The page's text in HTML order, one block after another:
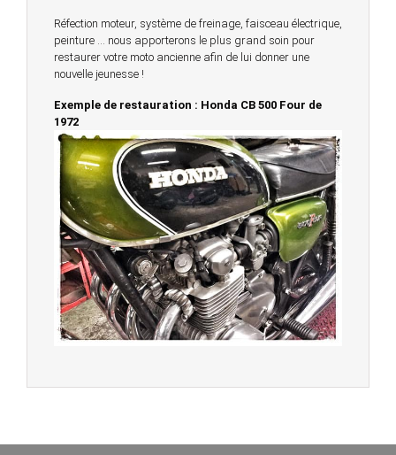
Réfection moteur, système de freinage, faisceau électrique,
peinture … nous apporterons le plus grand soin pour
restaurer votre moto ancienne afin de lui donner une
nouvelle jeunesse !
Exemple de restauration : Honda CB 500 Four de
1972
© 2023 -Chambourcy Motos 78 - 7bis chemin de la
Forêt - 78240 - Chambourcy -
Garage Motos et Scooters depuis 20 ans à votre
service entre Saint Germain en Laye et Poissy
Achat de motos et scooters - Dépôt vente - Réparation
- Concessionnaire Voge - Concessionnaire
Un site manufacturé avec passion parRedwood,